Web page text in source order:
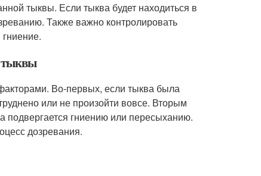
тыквы. Если тыква будет находиться в
Также важно контролировать
тыквы
Во-первых, если тыква была
или не произойти вовсе. Вторым
подвергается гниению или пересыханию.
дозревания.